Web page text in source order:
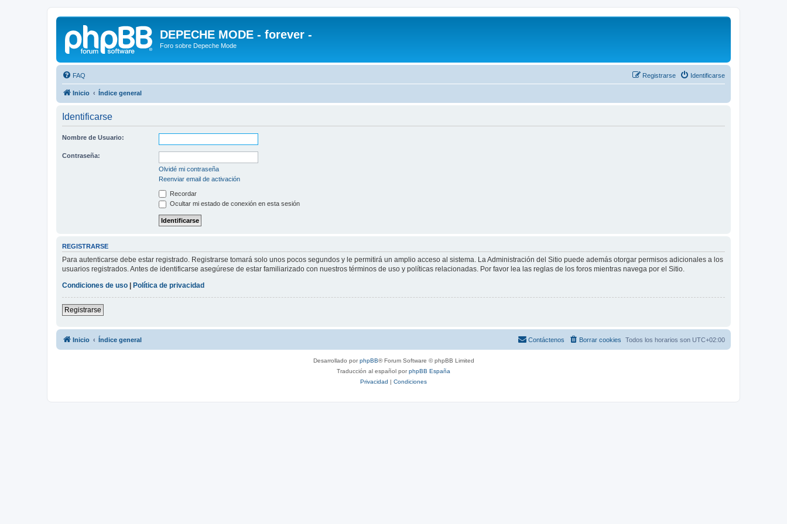
DEPECHE MODE - forever -
Foro sobre Depeche Mode
FAQ Identificarse
Registrarse
Inicio Índice general
Identificarse
Nombre de Usuario:
Contraseña:
Olvidé mi contraseña
Reenviar email de activación
Recordar
Ocultar mi estado de conexión en esta sesión
REGISTRARSE
Para autenticarse debe estar registrado. Registrarse tomará solo unos pocos segundos y le permitirá un amplio acceso al sistema. La Administración del Sitio puede además otorgar permisos adicionales a los
usuarios registrados. Antes de identificarse asegúrese de estar familiarizado con nuestros términos de uso y políticas relacionadas. Por favor lea las reglas de los foros mientras navega por el Sitio.
Condiciones de uso
Política de privacidad
Registrarse
Inicio Índice general Todos los horarios son UTC+02:00
Borrar cookies
Contáctenos
Desarrollado porphpBB® Forum Software © phpBB Limited
Traducción al español porphpBB España
Privacidad | Condiciones